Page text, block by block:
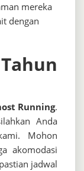
mereka
dengan
Running.
Anda
Mohon
akomodasi
jadwal